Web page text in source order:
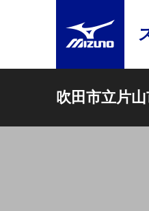
吹田市立片